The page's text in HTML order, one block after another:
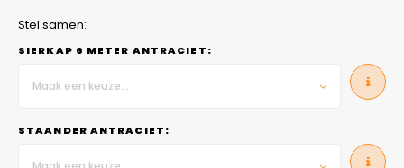
Stel samen:
SIERKAP 6 METER ANTRACIET:
Maak een keuze...
STAANDER ANTRACIET: